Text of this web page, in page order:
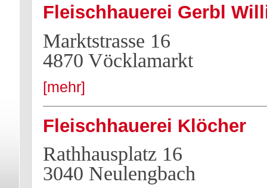
Fleischhauerei Gerbl
Marktstrasse 16
4870 Vöcklamarkt
[mehr]
Fleischhauerei Klöcher
Rathhausplatz 16
3040 Neulengbach